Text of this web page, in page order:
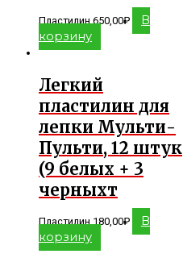
Пластилин650,00₽
В
корзину
Легкий
пластилин для
лепки Мульти-
Пульти, 12 штук
(9 белых + 3
черныхт
Пластилин180,00₽
В
корзину